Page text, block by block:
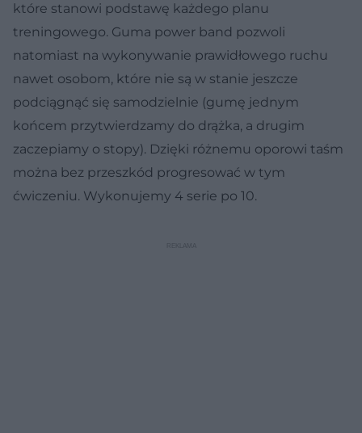
które stanowi podstawę każdego planu
treningowego. Guma power band pozwoli
natomiast na wykonywanie prawidłowego ruchu
nawet osobom, które nie są w stanie jeszcze
podciągnąć się samodzielnie (gumę jednym
końcem przytwierdzamy do drążka, a drugim
zaczepiamy o stopy). Dzięki różnemu oporowi taśm
można bez przeszkód progresować w tym
ćwiczeniu. Wykonujemy 4 serie po 10.